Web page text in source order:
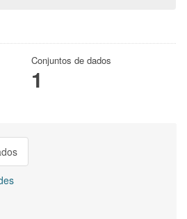
Conjuntos de dados
1